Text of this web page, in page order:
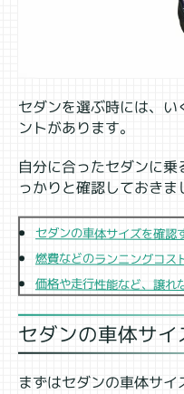
セダンを選ぶ時には、
ントがあります。
自分に合ったセダンに
っかりと確認しておきま
セダンの車体サイズを確認
燃費などのランニングコス
価格や走行性能など、譲れ
セダンの車体サ
まずはセダンの車体サイ